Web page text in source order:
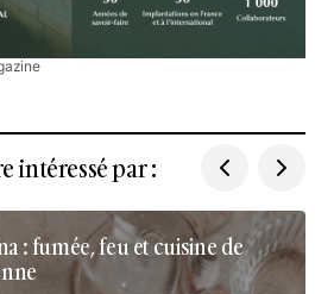
intéressé par :
: fumée, feu et cuisine de